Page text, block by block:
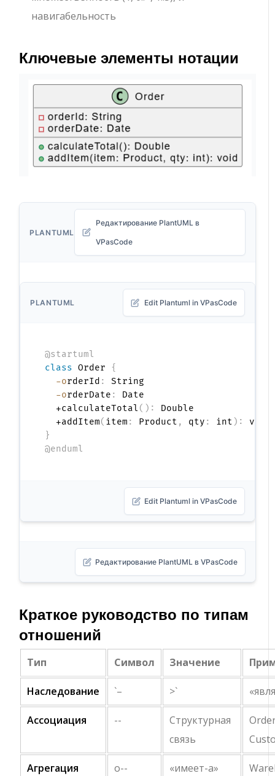
навигабельность
Ключевые элементы нотации
PLANTUML
Редактирование PlantUML в
VPasCode
PLANTUML Edit Plantuml in VPasCode
@startuml
class Order {
-orderId :
String
-orderDate :
Date
  +calculateTotal
( ) :
Double
  +addItem
( item : Product , qty : int ) :
}
@enduml
Edit Plantuml in VPasCode
Редактирование PlantUML в VPasCode
Краткое руководство по типам
отношений
Тип Символ Значение
Наследование `– >`
Ассоциация --
Структурная
связь
Агрегация o--
«имеет-а»